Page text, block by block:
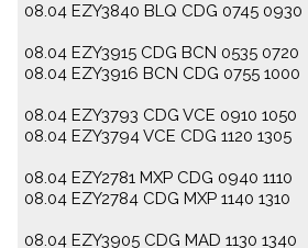
08.04 EZY3840 BLQ CDG 0745 0930
08.04 EZY3915 CDG BCN 0535 0720
08.04 EZY3916 BCN CDG 0755 1000
08.04 EZY3793 CDG VCE 0910 1050
08.04 EZY3794 VCE CDG 1120 1305
08.04 EZY2781 MXP CDG 0940 1110
08.04 EZY2784 CDG MXP 1140 1310
08.04 EZY3905 CDG MAD 1130 1340